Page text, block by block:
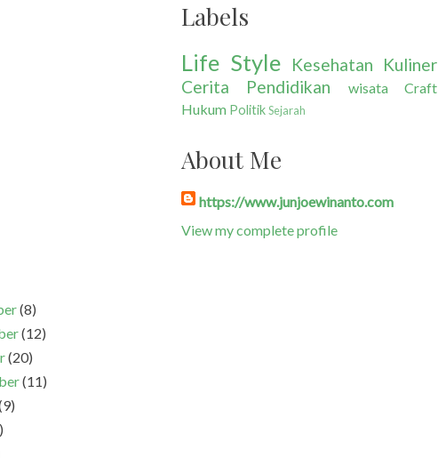
(8)
(12)
(20)
(11)
Labels
Life Style Kesehatan
Kuliner
Cerita
Pendidikan wisata
Craft
Hukum PolitikSejarah
About Me
https://www.junjoewinanto.com
View my complete profile